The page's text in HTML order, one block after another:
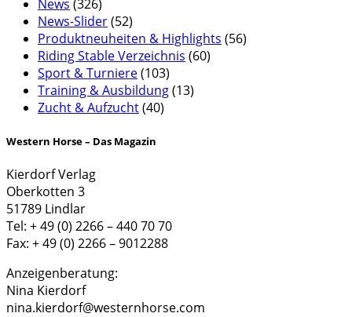
News (326)
News-Slider(52)
Produktneuheiten & Highlights (56)
Riding Stable Verzeichnis (60)
Sport & Turniere(103)
Training & Ausbildung(13)
Zucht & Aufzucht(40)
Western Horse – Das Magazin
Kierdorf Verlag
Oberkotten 3
51789 Lindlar
Tel: + 49 (0) 2266 – 440 70 70
Fax: + 49 (0) 2266 – 9012288
Anzeigenberatung:
Nina Kierdorf
nina.kierdorf@westernhorse.com